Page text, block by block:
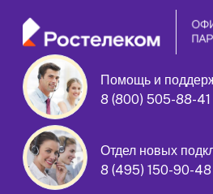
Помощь и
8 (800) 505-88-41
Отдел новых
8 (495) 150-90-48
Звёздный бульвар
Домашний